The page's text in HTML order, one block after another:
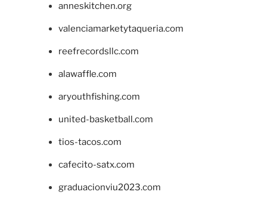
anneskitchen.org
valenciamarketytaqueria.com
reefrecordsllc.com
alawaffle.com
aryouthfishing.com
united-basketball.com
tios-tacos.com
cafecito-satx.com
graduacionviu2023.com